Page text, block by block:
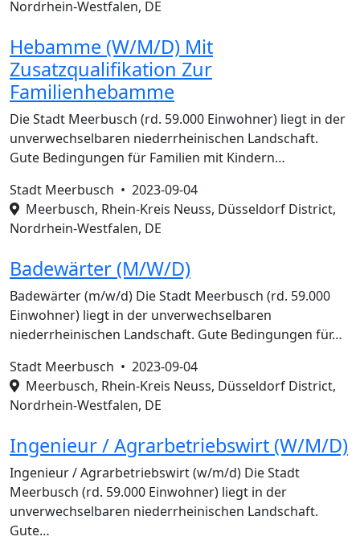
Nordrhein-Westfalen, DE
Hebamme (W/M/D) Mit
Zusatzqualifikation Zur
Familienhebamme
Die Stadt Meerbusch (rd. 59.000 Einwohner) liegt in der
unverwechselbaren niederrheinischen Landschaft.
Gute Bedingungen für Familien mit Kindern…
Stadt Meerbusch • 2023-09-04
Meerbusch, Rhein-Kreis Neuss, Düsseldorf District,
Nordrhein-Westfalen, DE
Badewärter (M/W/D)
Badewärter (m/w/d) Die Stadt Meerbusch (rd. 59.000
Einwohner) liegt in der unverwechselbaren
niederrheinischen Landschaft. Gute Bedingungen für…
Stadt Meerbusch • 2023-09-04
Meerbusch, Rhein-Kreis Neuss, Düsseldorf District,
Nordrhein-Westfalen, DE
Ingenieur / Agrarbetriebswirt (W/M/D)
Ingenieur / Agrarbetriebswirt (w/m/d) Die Stadt
Meerbusch (rd. 59.000 Einwohner) liegt in der
unverwechselbaren niederrheinischen Landschaft.
Gute…